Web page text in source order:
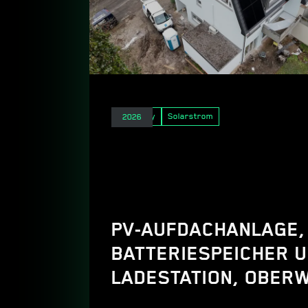
E-Mobility Solarstrom
PV-AUFDACHANLAGE,
BATTERIESPEICHER
LADESTATION,
2026